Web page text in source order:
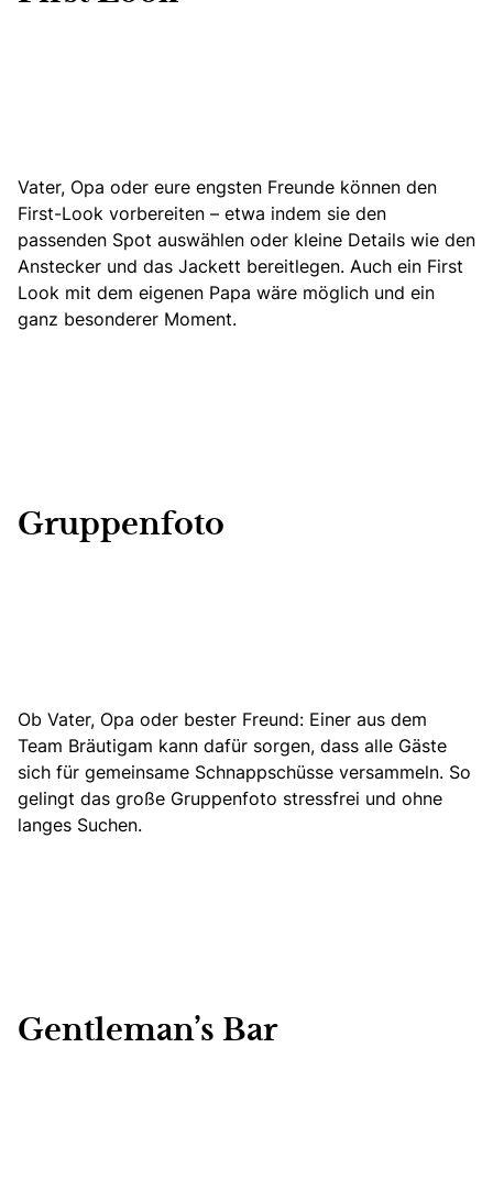
Vater, Opa oder eure engsten Freunde können den
First-Look vorbereiten – etwa indem sie den
passenden Spot auswählen oder kleine Details wie den
Anstecker und das Jackett bereitlegen. Auch ein First
Look mit dem eigenen Papa wäre möglich und ein
ganz besonderer Moment.
Gruppenfoto
Ob Vater, Opa oder bester Freund: Einer aus dem
Team Bräutigam kann dafür sorgen, dass alle Gäste
sich für gemeinsame Schnappschüsse versammeln. So
gelingt das große Gruppenfoto stressfrei und ohne
langes Suchen.
Gentleman’s Bar